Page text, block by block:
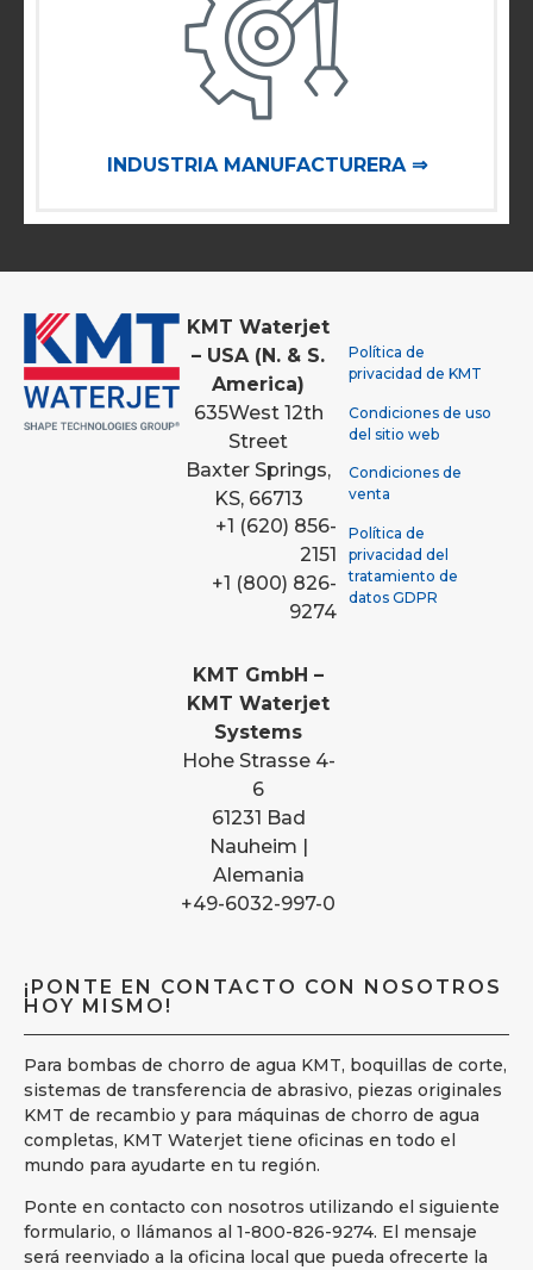
INDUSTRIA MANUFACTURERA ⇒
KMT Waterjet
– USA (N. & S.
America)
635West 12th
Street
Baxter Springs,
KS, 66713
+1 (620) 856-
2151
+1 (800) 826-
9274
KMT GmbH –
KMT Waterjet
Systems
Hohe Strasse 4-
6
61231 Bad
Nauheim |
Alemania
+49-6032-997-0
Política de
privacidad de KMT
Condiciones de uso
del sitio web
Condiciones de
venta
Política de
privacidad del
tratamiento de
datos GDPR
¡PONTE EN CONTACTO CON NOSOTROS
HOY MISMO!
Para bombas de chorro de agua KMT, boquillas de corte,
sistemas de transferencia de abrasivo, piezas originales
KMT de recambio y para máquinas de chorro de agua
completas, KMT Waterjet tiene oficinas en todo el
mundo para ayudarte en tu región.
Ponte en contacto con nosotros utilizando el siguiente
formulario, o llámanos al 1-800-826-9274. El mensaje
será reenviado a la oficina local que pueda ofrecerte la